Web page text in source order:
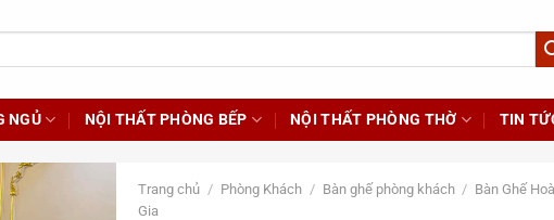
NGỦ NỘI THẤT PHÒNG BẾP NỘI THẤT PHÒNG THỜ TIN
Trang chủ / Phòng Khách / Bàn ghế phòng khách / Bàn Ghế
Gia